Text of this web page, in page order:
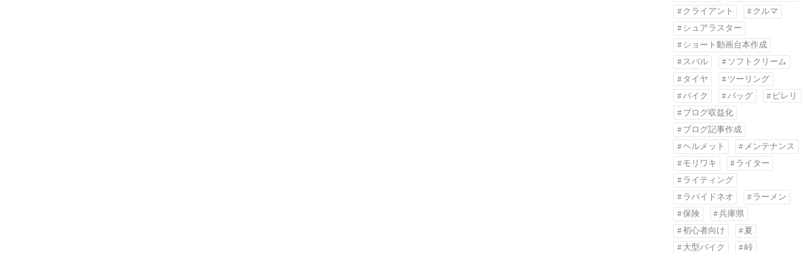
クライアント
クルマ
シュアラスター
ショート動画台本作成
スバル
ソフトクリーム
タイヤ
ツーリング
バイク
バッグ
ピレリ
ブログ収益化
ブログ記事作成
ヘルメット
メンテナンス
モリワキ
ライター
ライティング
ラパイドネオ
ラーメン
保険
兵庫県
初心者向け
夏
大型バイク
峠